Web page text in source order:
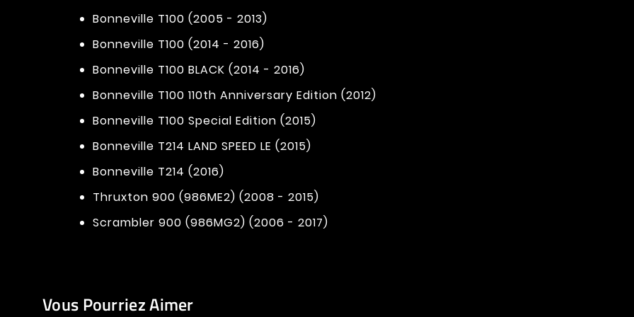
Bonneville T100 (2005 - 2013)
Bonneville T100 (2014 - 2016)
Bonneville T100 BLACK (2014 - 2016)
Bonneville T100 110th Anniversary Edition (2012)
Bonneville T100 Special Edition (2015)
Bonneville T214 LAND SPEED LE (2015)
Bonneville T214 (2016)
Thruxton 900 (986ME2) (2008 - 2015)
Scrambler 900 (986MG2) (2006 - 2017)
Vous Pourriez Aimer